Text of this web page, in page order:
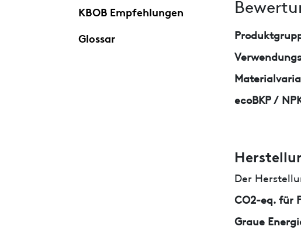
KBOB Empfehlungen
Glossar
ecoBKP /
Der
CO2-eq. für
Graue